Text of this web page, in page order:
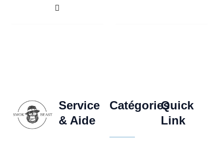
Service
& Aide
CatégoriesQuick
Link